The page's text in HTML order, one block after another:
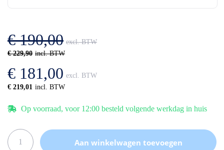
gallerij
€ 229,90
€ 190,00
€ 219,01
€ 181,00
Op voorraad, voor 12:00 besteld volgende werkdag in huis
Aan winkelwagen toevoegen